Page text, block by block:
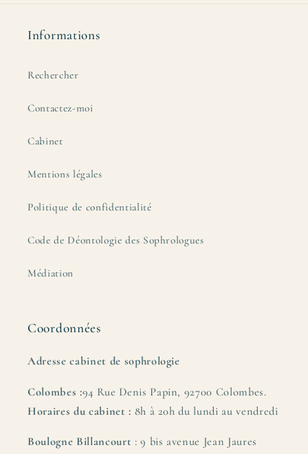
Informations
Rechercher
Contactez-moi
Cabinet
Mentions légales
Politique de confidentialité
Code de Déontologie des Sophrologues
Médiation
Coordonnées
Adresse cabinet de sophrologie
Colombes :94 Rue Denis Papin, 92700 Colombes.
Horaires du cabinet : 8h à 20h du lundi au vendredi
Boulogne Billancourt : 9 bis avenue Jean Jaures